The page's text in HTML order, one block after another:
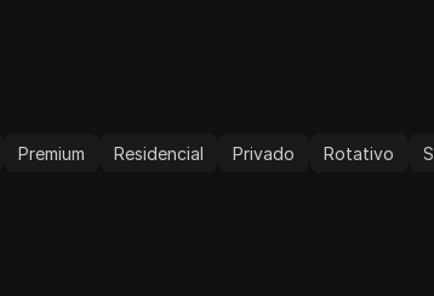
Premium Residencial Privado Rotativo